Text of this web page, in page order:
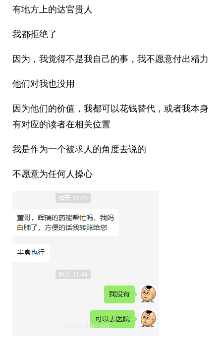
有地方上的达官贵人
我都拒绝了
因为，我觉得不是我自己的事，我不愿意付出精力
他们对我也没用
因为他们的价值，我都可以花钱替代，或者我本身
有对应的读者在相关位置
我是作为一个被求人的角度去说的
不愿意为任何人操心